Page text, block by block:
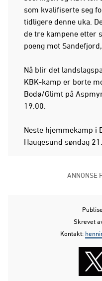
som kvalifiserte seg
tidligere denne uka.
de tre kampene etter
poeng mot
Nå blir det
KBK-kamp er borte
Bodø/Glimt på
19.00.
Neste hjemmekamp i
Haugesund søndag
ANNONSE
Skrevet
Kontakt: